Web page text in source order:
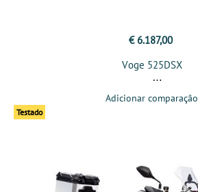
€ 6.187,00
Voge 525DSX
Adicionar comparação
Testado